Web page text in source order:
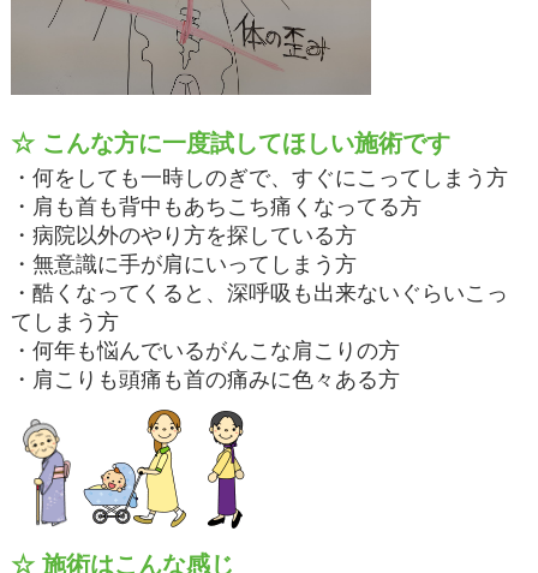
☆ こんな方に一度試してほしい施術です
・何をしても一時しのぎで、すぐにこってしまう方
・肩も首も背中もあちこち痛くなってる方
・病院以外のやり方を探している方
・無意識に手が肩にいってしまう方
・酷くなってくると、深呼吸も出来ないぐらいこっ
てしまう方
・何年も悩んでいるがんこな肩こりの方
・肩こりも頭痛も首の痛みに色々ある方
☆ 施術はこんな感じ